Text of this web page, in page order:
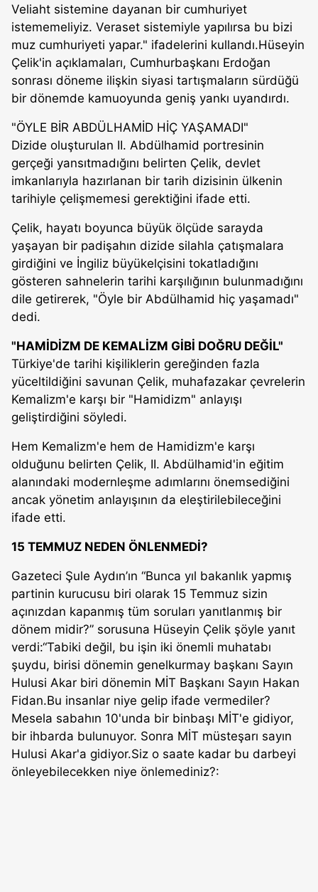
Veliaht sistemine dayanan bir cumhuriyet
istememeliyiz. Veraset sistemiyle yapılırsa bu bizi
muz cumhuriyeti yapar." ifadelerini kullandı.Hüseyin
Çelik'in açıklamaları, Cumhurbaşkanı Erdoğan
sonrası döneme ilişkin siyasi tartışmaların sürdüğü
bir dönemde kamuoyunda geniş yankı uyandırdı.
"ÖYLE BİR ABDÜLHAMİD HİÇ YAŞAMADI"
Dizide oluşturulan II. Abdülhamid portresinin
gerçeği yansıtmadığını belirten Çelik, devlet
imkanlarıyla hazırlanan bir tarih dizisinin ülkenin
tarihiyle çelişmemesi gerektiğini ifade etti.
Çelik, hayatı boyunca büyük ölçüde sarayda
yaşayan bir padişahın dizide silahla çatışmalara
girdiğini ve İngiliz büyükelçisini tokatladığını
gösteren sahnelerin tarihi karşılığının bulunmadığını
dile getirerek, "Öyle bir Abdülhamid hiç yaşamadı"
dedi.
"HAMİDİZM DE KEMALİZM GİBİ DOĞRU DEĞİL"
Türkiye'de tarihi kişiliklerin gereğinden fazla
yüceltildiğini savunan Çelik, muhafazakar çevrelerin
Kemalizm'e karşı bir "Hamidizm" anlayışı
geliştirdiğini söyledi.
Hem Kemalizm'e hem de Hamidizm'e karşı
olduğunu belirten Çelik, II. Abdülhamid'in eğitim
alanındaki modernleşme adımlarını önemsediğini
ancak yönetim anlayışının da eleştirilebileceğini
ifade etti.
15 TEMMUZ NEDEN ÖNLENMEDİ?
Gazeteci Şule Aydın’ın “Bunca yıl bakanlık yapmış
partinin kurucusu biri olarak 15 Temmuz sizin
açınızdan kapanmış tüm soruları yanıtlanmış bir
dönem midir?” sorusuna Hüseyin Çelik şöyle yanıt
verdi:“Tabiki değil, bu işin iki önemli muhatabı
şuydu, birisi dönemin genelkurmay başkanı Sayın
Hulusi Akar biri dönemin MİT Başkanı Sayın Hakan
Fidan.Bu insanlar niye gelip ifade vermediler?
Mesela sabahın 10'unda bir binbaşı MİT'e gidiyor,
bir ihbarda bulunuyor. Sonra MİT müsteşarı sayın
Hulusi Akar'a gidiyor.Siz o saate kadar bu darbeyi
önleyebilecekken niye önlemediniz?: